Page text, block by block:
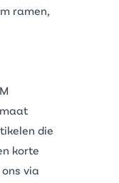
ramen,
die
korte
via